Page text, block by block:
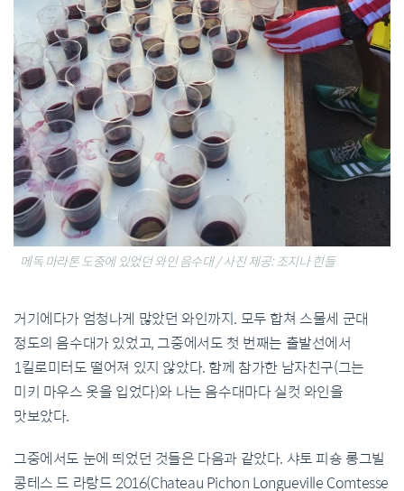
메독 마라톤 도중에 있었던 와인 음수대 / 사진 제공: 조지나 힌들
거기에다가 엄청나게 많았던 와인까지. 모두 합쳐 스물세 군대
정도의 음수대가 있었고, 그중에서도 첫 번째는 출발선에서
1킬로미터도 떨어져 있지 않았다. 함께 참가한 남자친구(그는
미키 마우스 옷을 입었다)와 나는 음수대마다 실컷 와인을
맛보았다.
그중에서도 눈에 띄었던 것들은 다음과 같았다. 샤토 피숑 롱그빌
콩테스 드 라랑드 2016(Chateau Pichon Longueville Comtesse